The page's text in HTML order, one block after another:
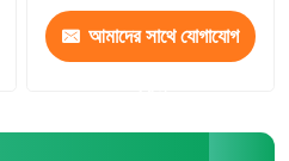
আমাদের সাথে যোগাযোগ